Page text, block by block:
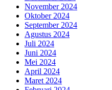
November 2024
Oktober 2024
September 2024
Agustus 2024
Juli 2024
Juni 2024
Mei 2024
April 2024
Maret 2024